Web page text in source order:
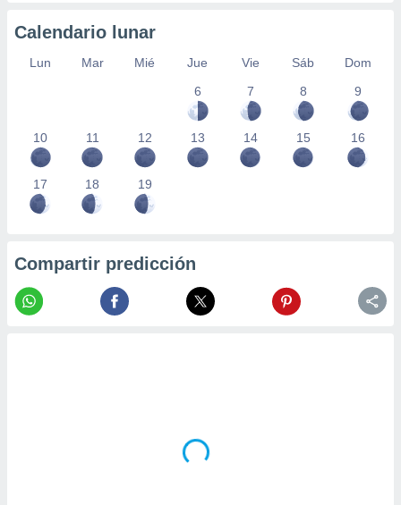
Calendario lunar
Lun Mar Mié Jue Vie Sáb
Dom
6
7 8 9
10 11 12 13 14 15 16
17 18 19
Compartir predicción